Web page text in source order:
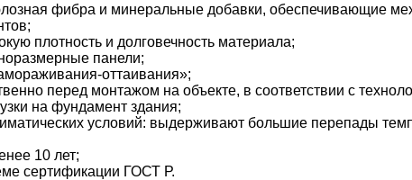
фибра и минеральные добавки, обеспечивающие
плотность и долговечность материала;
панели;
оттаивания»;
перед монтажом на объекте, в соответствии с
на фундамент здания;
условий: выдерживают большие перепады
10 лет;
сертификации ГОСТ Р.